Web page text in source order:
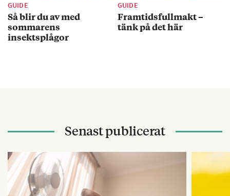
GUIDE
Så blir du av med
sommarens
insektsplågor
GUIDE
Framtidsfullmakt –
tänk på det här
Senast publicerat